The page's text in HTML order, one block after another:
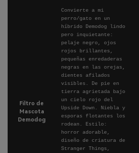
Filtro de
Mascota
Demodog
Convierte a mi
perro/gato en un
híbrido Demodog lindo
pero inquietante:
pelaje negro, ojos
rojos brillantes,
pequeñas enredaderas
negras en las orejas,
dientes afilados
visibles. De pie en
tierra agrietada bajo
un cielo rojo del
Upside Down. Niebla y
esporas flotantes los
rodean. Estilo:
horror adorable,
diseño de criatura de
Stranger Things,